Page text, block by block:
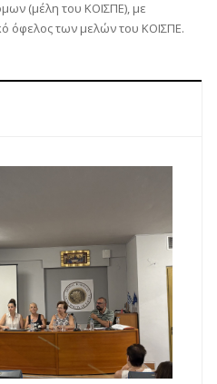
(μέλη του ΚΟΙΣΠΕ), με
όφελος των μελών του ΚΟΙΣΠΕ.